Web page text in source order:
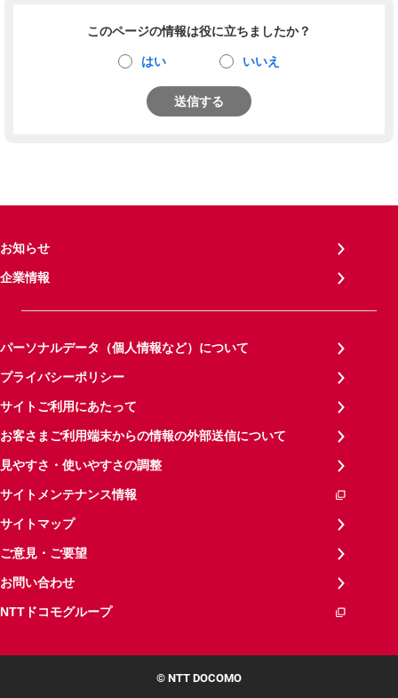
このページの情報は役に立ちましたか？
はい いいえ
送信する
お知らせ
企業情報
パーソナルデータ（個人情報など）について
プライバシーポリシー
サイトご利用にあたって
お客さまご利用端末からの情報の外部送信について
見やすさ・使いやすさの調整
サイトメンテナンス情報
サイトマップ
ご意見・ご要望
お問い合わせ
NTTドコモグループ
© NTT DOCOMO